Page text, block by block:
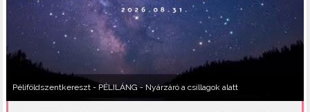
Péliföldszentkereszt - PÉLILÁNG - Nyárzáró a csillagok alatt